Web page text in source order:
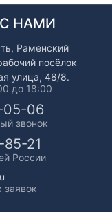
НАМИ
Раменский
посёлок
улица, 48/8.
до 18:00
05-06
звонок
21
России
заявок